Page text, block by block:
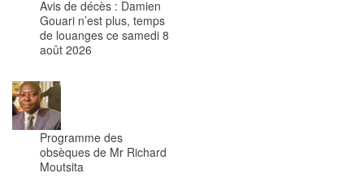
Avis de décès : Damien
Gouari n’est plus, temps
de louanges ce samedi 8
août 2026
Programme des
obsèques de Mr Richard
Moutsita